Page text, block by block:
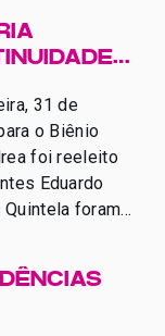
31 de
o Biênio
foi reeleito
Eduardo
foram